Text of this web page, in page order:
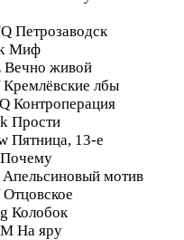
Петрозаводск
Миф
Вечно живой
лбы
Контроперация
Прости
Пятница, 13-е
мотив
Колобок
На яру